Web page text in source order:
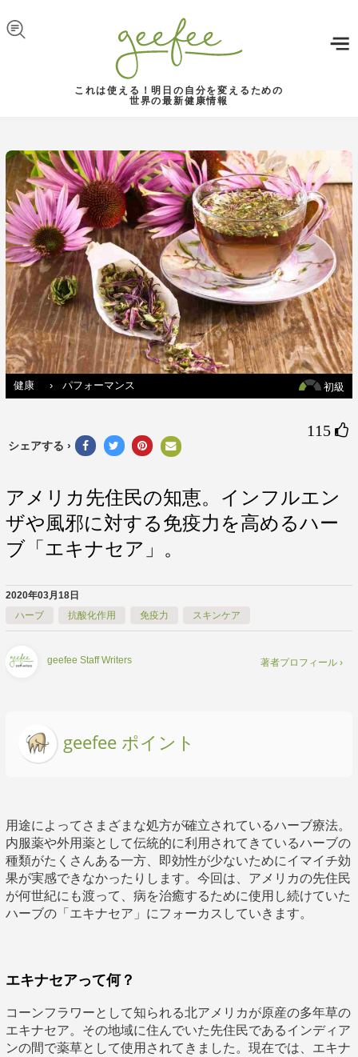
これは使える！明日の自分を変えるための
世界の最新健康情報
初級
健康 › パフォーマンス
115 
シェアする ›
アメリカ先住民の知恵。インフルエン
ザや風邪に対する免疫力を高めるハー
ブ「エキナセア」。
2020年03月18日
ハーブ
抗酸化作用 免疫力 スキンケア
geefee Staff Writers 著者プロフィール ›
geefee ポイント
用途によってさまざまな処方が確立されているハーブ療法。
内服薬や外用薬として伝統的に利用されてきているハーブの
種類がたくさんある一方、即効性が少ないためにイマイチ効
果が実感できなかったりします。今回は、アメリカの先住民
が何世紀にも渡って、病を治癒するために使用し続けていた
ハーブの「エキナセア」にフォーカスしていきます。
エキナセアって何？
コーンフラワーとして知られる北アメリカが原産の多年草の
エキナセア。その地域に住んでいた先住民であるインディア
ンの間で薬草として使用されてきました。現在では、エキナ